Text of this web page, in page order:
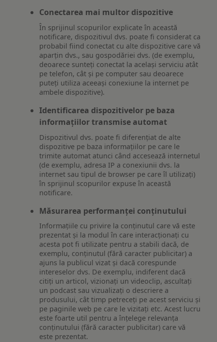
Conectarea mai multor dispozitive
În sprijinul scopurilor explicate în această
notificare, dispozitivul dvs. poate fi considerat ca
probabil fiind conectat cu alte dispozitive care vă
aparțin dvs., sau gospodăriei dvs. (de exemplu,
deoarece sunteți conectat la același serviciu atât
pe telefon, cât și pe computer sau deoarece
puteți utiliza aceeași conexiune la internet pe
ambele dispozitive).
Identificarea dispozitivelor pe baza
informațiilor transmise automat
Dispozitivul dvs. poate fi diferențiat de alte
dispozitive pe baza informațiilor pe care le
trimite automat atunci când accesează internetul
(de exemplu, adresa IP a conexiunii dvs. la
internet sau tipul de browser pe care îl utilizați)
în sprijinul scopurilor expuse în această
notificare.
Măsurarea performanței conținutului
Informațiile cu privire la conținutul care vă este
prezentat și la modul în care interacționați cu
acesta pot fi utilizate pentru a stabili dacă, de
exemplu, conținutul (fără caracter publicitar) a
ajuns la publicul vizat și dacă corespunde
intereselor dvs. De exemplu, indiferent dacă
citiți un articol, vizionați un videoclip, ascultați
un podcast sau vizualizați o descriere a
produsului, cât timp petreceți pe acest serviciu și
pe paginile web pe care le vizitați etc. Acest lucru
este foarte util pentru a înțelege relevanța
conținutului (fără caracter publicitar) care vă
este prezentat.